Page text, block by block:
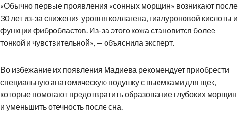
«Обычно первые проявления «сонных морщин» возникают после
30 лет из-за снижения уровня коллагена, гиалуроновой кислоты и
функции фибробластов. Из-за этого кожа становится более
тонкой и чувствительной», — объяснила эксперт.
Во избежание их появления Мадиева рекомендует приобрести
специальную анатомическую подушку с выемками для щек,
которые помогают предотвратить образование глубоких морщин
и уменьшить отечность после сна.